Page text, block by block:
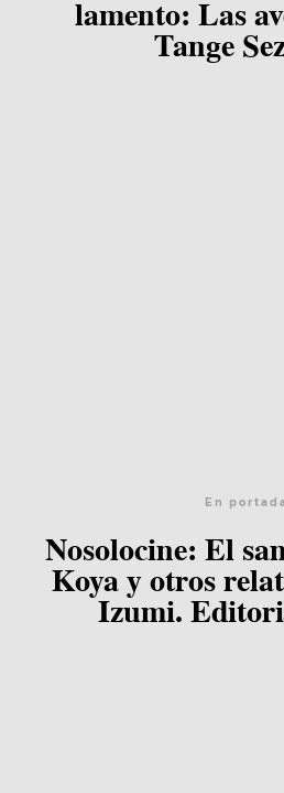
lamento: Las
Tange
En
Nosolocine: El
Koya y otros
Izumi.